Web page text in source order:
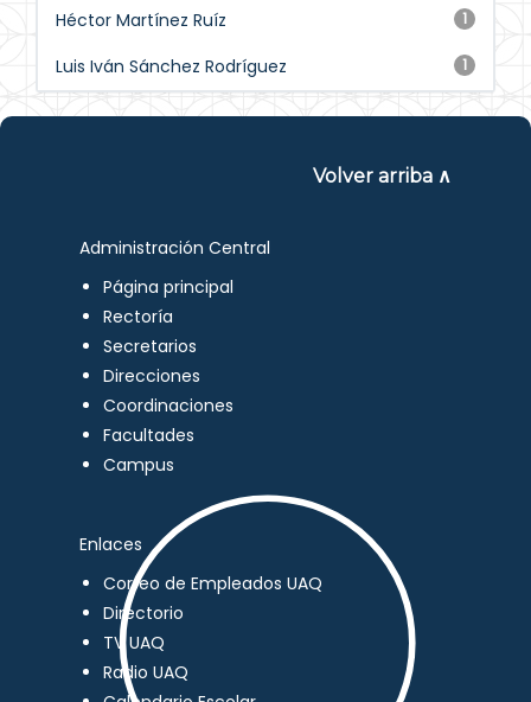
1
Héctor Martínez Ruíz
1
Luis Iván Sánchez Rodríguez
Volver arriba ∧
Administración Central
Página principal
Rectoría
Secretarios
Direcciones
Coordinaciones
Facultades
Campus
Enlaces
Correo de Empleados UAQ
Directorio
TV UAQ
Radio UAQ